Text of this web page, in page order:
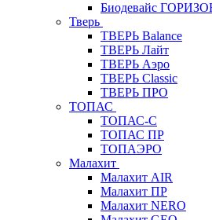
Биодевайс
Тверь
ТВЕРЬ Balance
ТВЕРЬ Лайт
ТВЕРЬ Аэро
ТВЕРЬ Classic
ТВЕРЬ ПРО
ТОПАС
ТОПАС-С
ТОПАС ПР
ТОПАЭРО
Малахит
Малахит AIR
Малахит ПР
Малахит NERO